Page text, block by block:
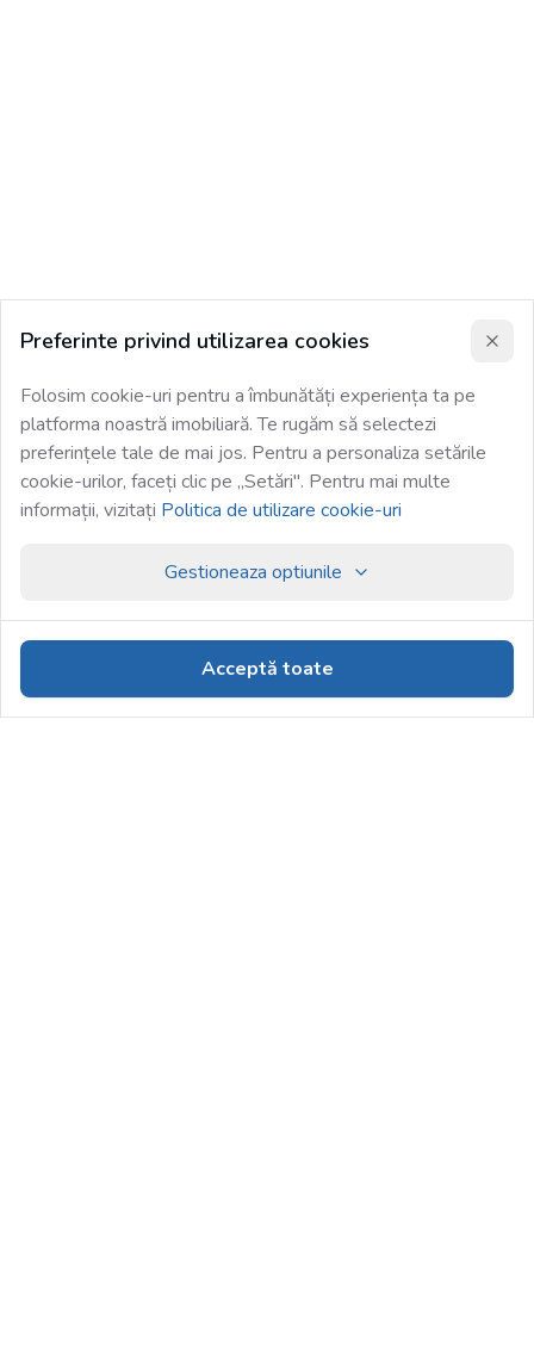
Preferinte privind utilizarea cookies
Folosim cookie-uri pentru a îmbunătăți experiența ta pe
platforma noastră imobiliară. Te rugăm să selectezi
preferințele tale de mai jos. Pentru a personaliza setările
cookie-urilor, faceți clic pe „Setări". Pentru mai multe
informații, vizitați Politica de utilizare cookie-uri
Gestioneaza optiunile
Acceptă toate